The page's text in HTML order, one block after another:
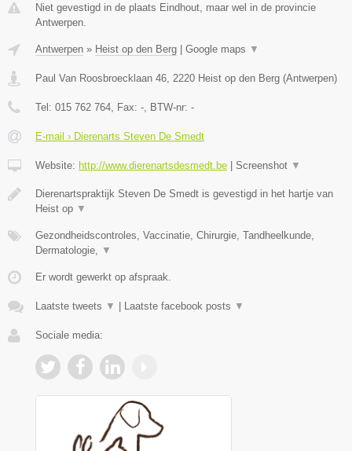
Niet gevestigd in de plaats Eindhout, maar wel in de provincie
Antwerpen.
Antwerpen » Heist op den Berg | Google maps ▼
Paul Van Roosbroecklaan 46 2220 Heist op den Berg (Antwerpen)
Tel: 015 762 764 , Fax: - , BTW-nr: -
E-mail › Dierenarts Steven De Smedt
Website: http://www.dierenartsdesmedt.be | Screenshot ▼
Dierenartspraktijk Steven De Smedt is gevestigd in het hartje van
Heist op ▼
Gezondheidscontroles, Vaccinatie, Chirurgie, Tandheelkunde,
Dermatologie,
▼
Er wordt gewerkt op afspraak.
Laatste tweets ▼ | Laatste facebook posts ▼
Sociale media: